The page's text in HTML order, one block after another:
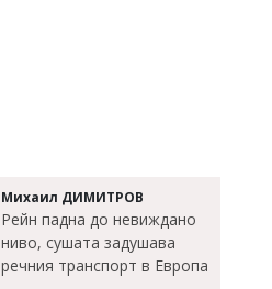
Михаил ДИМИТРОВ
Рейн падна до невиждано
ниво, сушата задушава
речния транспорт в Европа